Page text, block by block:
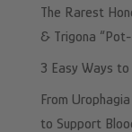
The Rarest
& Trigona
3 Easy Ways
From
to Support